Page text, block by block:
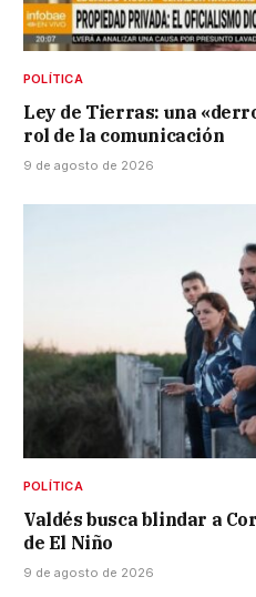
POLÍTICA
Ley de Tierras: una
rol de la comunicación
9 de agosto de 2026
POLÍTICA
Valdés busca blindar a
de El Niño
9 de agosto de 2026